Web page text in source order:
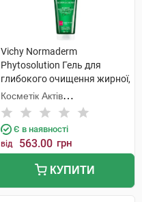
Vichy Normaderm
Phytosolution Гель для
глибокого очищення жирної,
схильної до недоліків шкіри
200 мл 1 флакон
Косметік Актів
Інтернаціональ
Є в наявності
від 563.00 грн
КУПИТИ